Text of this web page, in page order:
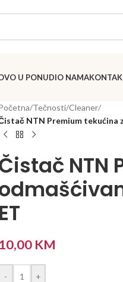
U PONUDIO NAMA
/Tečnosti/Cleaner/
NTN Premium tekućina
NTN
ET
10,00 KM
- +